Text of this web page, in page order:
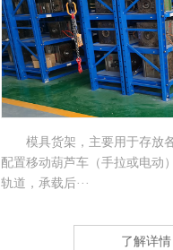
悬臂式货架是货架中重要
用于存放长物料、环型物料、
物。悬臂可以···
了解详情